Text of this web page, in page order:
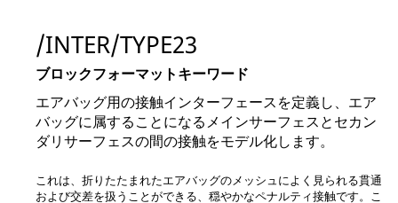
/INTER/TYPE23
ブロックフォーマットキーワード
エアバッグ用の接触インターフェースを定義し、エア
バッグに属することになるメインサーフェスとセカン
ダリサーフェスの間の接触をモデル化します。
これは、折りたたまれたエアバッグのメッシュによく見られる貫通
および交差を扱うことができる、穏やかなペナルティ接触です。こ